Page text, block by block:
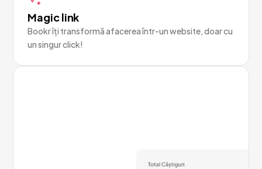
Magic link
Bookr îți transformă afacerea într-un website, doar cu
un singur click!